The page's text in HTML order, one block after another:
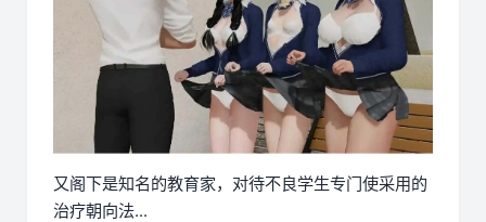
又阁下是知名的教育家，对待不良学生专门使采用的
治疗朝向法...